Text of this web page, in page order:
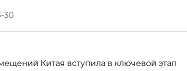
30
Китая вступила в ключевой этап